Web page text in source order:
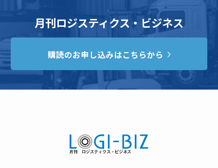
月刊ロジスティクス・ビジネス
購読のお申し込みはこちらから